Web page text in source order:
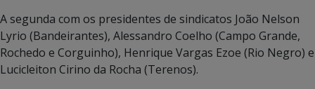
A segunda com os presidentes de sindicatos João Nelson
Lyrio (Bandeirantes), Alessandro Coelho (Campo Grande,
Rochedo e Corguinho), Henrique Vargas Ezoe (Rio Negro) e
Lucicleiton Cirino da Rocha (Terenos).